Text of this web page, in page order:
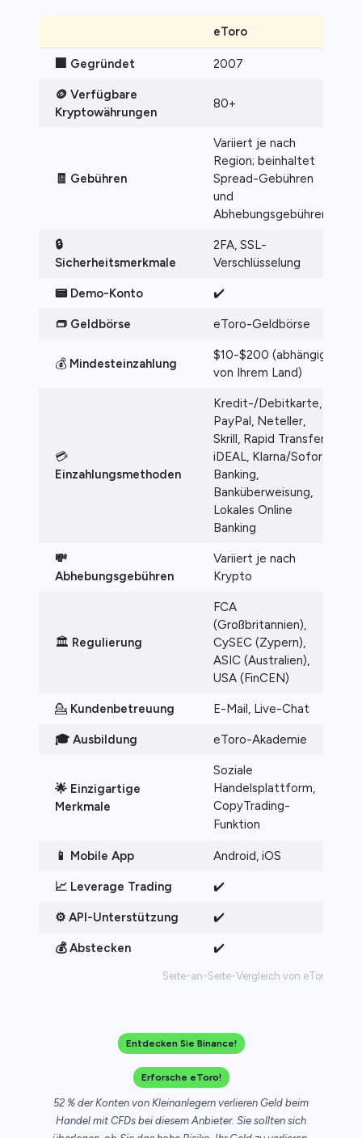
Seite-an-Seite-Vergleich von eToro vs.
eToro
🏢 Gegründet 2007
🪙 Verfügbare
Kryptowährungen
80+
🧾 Gebühren
Variiert je nach
Region; beinhaltet
Spread-Gebühren
und
Abhebungsgebühren
🔒
Sicherheitsmerkmale
2FA, SSL-
Verschlüsselung
📟 Demo-Konto ✔️
👝 Geldbörse eToro-Geldbörse
💰 Mindesteinzahlung
$10-$200 (abhängig
von Ihrem Land)
💳
Einzahlungsmethoden
Kredit-/Debitkarte,
PayPal, Neteller,
Skrill, Rapid Transfer,
iDEAL, Klarna/Sofort
Banking,
Banküberweisung,
Lokales Online
Banking
💸
Abhebungsgebühren
Variiert je nach
Krypto
🏛️ Regulierung
FCA
(Großbritannien),
CySEC (Zypern),
ASIC (Australien),
USA (FinCEN)
💁 Kundenbetreuung E-Mail, Live-Chat
🎓 Ausbildung eToro-Akademie
🌟 Einzigartige
Merkmale
Soziale
Handelsplattform,
CopyTrading-
Funktion
📱 Mobile App Android, iOS
📈 Leverage Trading ✔️
⚙️ API-Unterstützung ✔️
💰 Abstecken ✔️
Entdecken Sie Binance!
Erforsche eToro!
52 % der Konten von Kleinanlegern verlieren Geld beim
Handel mit CFDs bei diesem Anbieter. Sie sollten sich